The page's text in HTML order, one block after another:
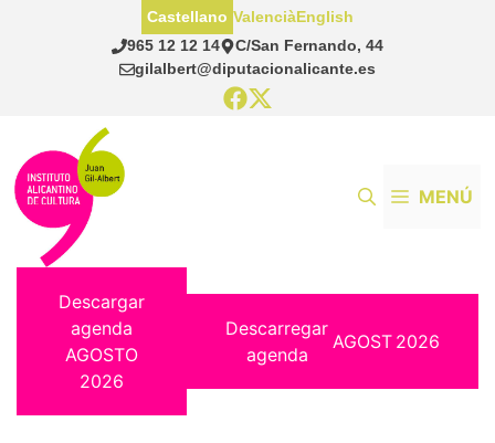
965 12 12 14
C/San Fernando, 44
gilalbert@diputacionalicante.es
Castellano ValenciàEnglish
MENÚ
Descargar
agenda
AGOSTO
2026
Descarregar
agenda
AGOST 2026